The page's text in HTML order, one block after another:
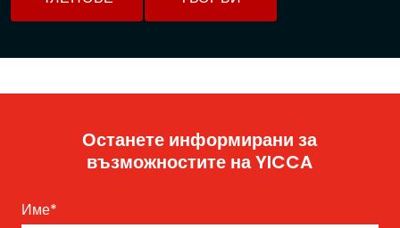
Останете информирани за
възможностите на YICCA
Име*